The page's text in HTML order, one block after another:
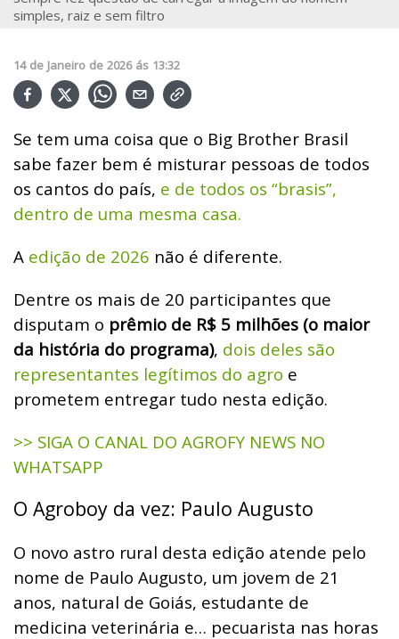
simples, raiz e sem filtro
14 de Janeiro de 2026 ás 13:32
Se tem uma coisa que o Big Brother Brasil
sabe fazer bem é misturar pessoas de todos
os cantos do país, e de todos os “brasis”,
dentro de uma mesma casa.
A edição de 2026 não é diferente.
Dentre os mais de 20 participantes que
disputam o prêmio de R$ 5 milhões (o maior
da história do programa), dois deles são
representantes legítimos do agro e
prometem entregar tudo nesta edição.
>> SIGA O CANAL DO AGROFY NEWS NO
WHATSAPP
O Agroboy da vez: Paulo Augusto
O novo astro rural desta edição atende pelo
nome de Paulo Augusto, um jovem de 21
anos, natural de Goiás, estudante de
medicina veterinária e… pecuarista nas horas